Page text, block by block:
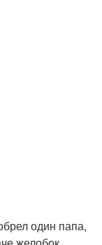
один папа,